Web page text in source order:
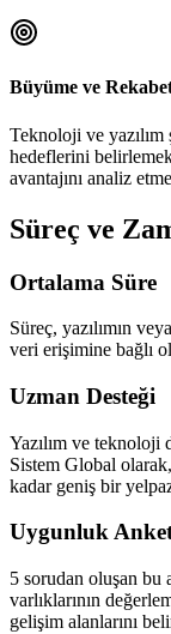
Büyüme ve
Teknoloji ve
hedeflerini
avantajını analiz
Süreç ve
Ortalama Süre
Süreç, yazılımın
veri erişimine bağlı
Uzman Desteği
Yazılım ve teknoloji
Sistem Global
kadar geniş bir
Uygunluk
5 sorudan oluşan bu
varlıklarının
gelişim alanlarını